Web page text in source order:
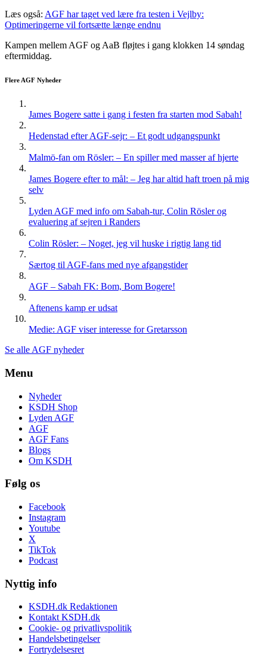
Læs også: AGF har taget ved lære fra testen i Vejlby:
Optimeringerne vil fortsætte længe endnu
Kampen mellem AGF og AaB fløjtes i gang klokken 14 søndag
eftermiddag.
Flere AGF Nyheder
James Bogere satte i gang i festen fra starten mod Sabah!
Hedenstad efter AGF-sejr: – Et godt udgangspunkt
Malmö-fan om Rösler: – En spiller med masser af hjerte
James Bogere efter to mål: – Jeg har altid haft troen på mig
selv
Lyden AGF med info om Sabah-tur, Colin Rösler og
evaluering af sejren i Randers
Colin Rösler: – Noget, jeg vil huske i rigtig lang tid
Særtog til AGF-fans med nye afgangstider
AGF – Sabah FK: Bom, Bom Bogere!
Aftenens kamp er udsat
Medie: AGF viser interesse for Gretarsson
Se alle AGF nyheder
Menu
Nyheder
KSDH Shop
Lyden AGF
AGF
AGF Fans
Blogs
Om KSDH
Følg os
Facebook
Instagram
Youtube
X
TikTok
Podcast
Nyttig info
KSDH.dk Redaktionen
Kontakt KSDH.dk
Cookie- og privatlivspolitik
Handelsbetingelser
Fortrydelsesret